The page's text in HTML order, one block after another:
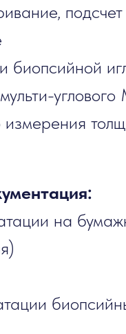
биопсийной
на